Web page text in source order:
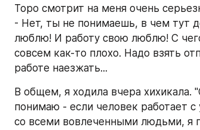
Торо смотрит на меня очень
- Нет, ты не понимаешь, в чем тут
люблю! И работу свою люблю! С
совсем как-то плохо. Надо взять
работе наезжать...
В общем, я ходила вчера хихикала.
понимаю - если человек работает
со всеми вовлеченными людьми, я